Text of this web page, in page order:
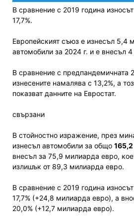
В сравнение с 2019 година
17,7%.
Европейският съюз е изнесъл 5,4
автомобили за 2024 г. и е внесъл
В сравнение с предпандемичната
изнесените намалява с 13,2%, а
показват данните на Евростат.
свързани
В стойностно изражение, през
изнесъл автомобили за общо
внесъл за 75,9 милиарда евро,
излишък от 89,3 милиарда евро.
В сравнение с 2019 година
17,7% (+24,8 милиарда евро), а
20,0% (+12,7 милиарда евро).